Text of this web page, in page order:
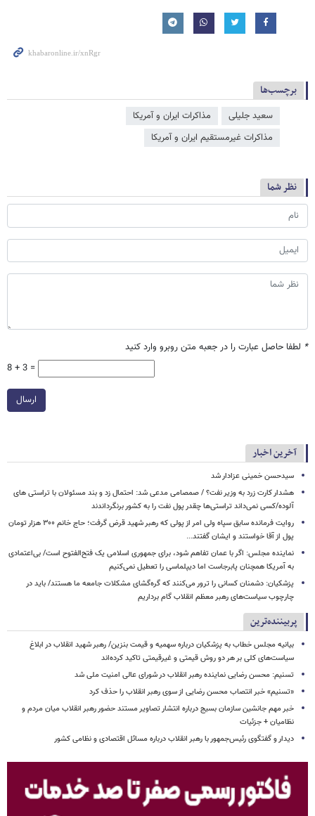
برچسب‌ها
سعید جلیلی
مذاکرات ایران و آمریکا
مذاكرات غيرمستقيم ايران و آمریکا
نظر شما
* لطفا حاصل عبارت را در جعبه متن روبرو وارد کنید
8 + 3 =
ارسال
آخرین اخبار
سیدحسن خمینی عزادار شد
هشدار کارت زرد به وزیر نفت؟ / صمصامی مدعی شد: احتمال زد و بند مسئولان با تراستی های
آلوده/کسی نمی‌داند تراستی‌ها چقدر پول نفت را به کشور برنگرداندند
روایت فرمانده سابق سپاه ولی امر از پولی که رهبر شهید قرض گرفت؛ حاج خانم ۳۰۰ هزار تومان
پول از آقا خواستند و ایشان گفتند...
نماینده مجلس: اگر با عمان تفاهم شود، برای جمهوری اسلامی یک فتح‌الفتوح است/ بی‌اعتمادی
به آمریکا همچنان پابرجاست اما دیپلماسی را تعطیل نمی‌کنیم
پزشکیان: دشمنان کسانی را ترور می‌کنند که گره‌گشای مشکلات جامعه ما هستند/ باید در
چارچوب سیاست‌های رهبر معظم انقلاب گام برداریم
پربیننده‌ترین
بیانیه مجلس خطاب به پزشکیان درباره سهمیه و قیمت بنزین/ رهبر شهید انقلاب در ابلاغ
سیاست‌های کلی بر هر دو روش قیمتی و غیرقیمتی تاکید کرده‌اند
تسنیم: محسن رضایی نماینده رهبر انقلاب در شورای عالی امنیت ملی شد
«تسنیم» خبر انتصاب محسن رضایی از سوی رهبر انقلاب را حذف کرد
خبر مهم جانشین سازمان بسیج درباره انتشار تصاویر مستند حضور رهبر انقلاب میان مردم و
نظامیان + جزئیات
دیدار و گفتگوی رئیس‌جمهور با رهبر انقلاب درباره مسائل اقتصادی و نظامی کشور